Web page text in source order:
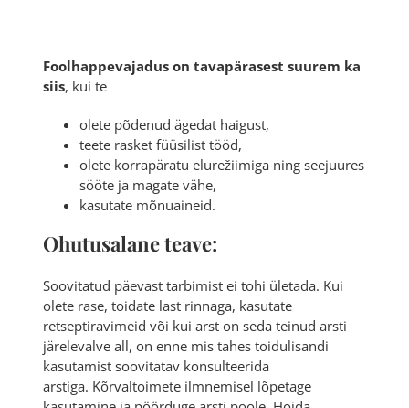
Foolhappevajadus on tavapärasest suurem ka
siis, kui te
olete põdenud ägedat haigust,
teete rasket füüsilist tööd,
olete korrapäratu elurežiimiga ning seejuures
sööte ja magate vähe,
kasutate mõnuaineid.
Ohutusalane teave:
Soovitatud päevast tarbimist ei tohi ületada. Kui
olete rase, toidate last rinnaga, kasutate
retseptiravimeid või kui arst on seda teinud arsti
järelevalve all, on enne mis tahes toidulisandi
kasutamist soovitatav konsulteerida
arstiga. Kõrvaltoimete ilmnemisel lõpetage